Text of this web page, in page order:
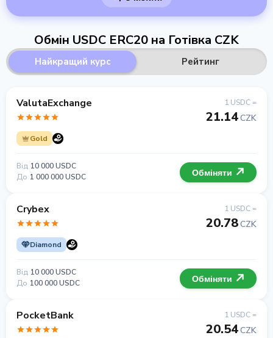
Обмін USDC ERC20 на Готівка CZK
Найкращий курс Рейтинг
ValutaExchange
Gold
1 USDC =
21.14CZK
Від 10 000 USDC
До 1 000 000 USDC Обміняти
Crybex
Diamond
1 USDC =
20.78CZK
Від 10 000 USDC
До 100 000 USDC Обміняти
PocketBank 1 USDC =
20.54CZK